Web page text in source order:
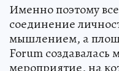
Именно поэтому
соединение
мышлением, а
Forum создавалась
мероприятие, на